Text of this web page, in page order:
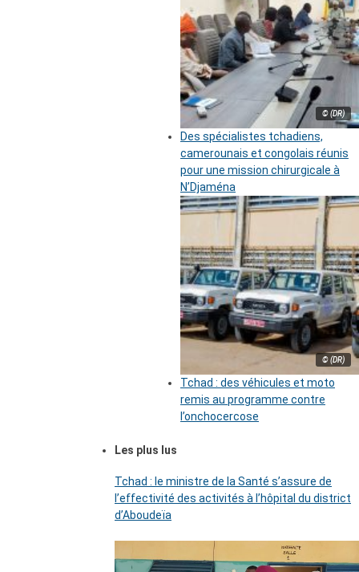
© (DR)
Des spécialistes tchadiens,
camerounais et congolais réunis
pour une mission chirurgicale à
N’Djaména
© (DR)
Tchad : des véhicules et moto
remis au programme contre
l’onchocercose
Les plus lus
Tchad : le ministre de la Santé s’assure de
l’effectivité des activités à l’hôpital du district
d’Aboudeïa